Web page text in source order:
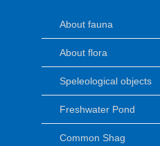
About fauna
About flora
Speleological objects
Freshwater Pond
Common Shag